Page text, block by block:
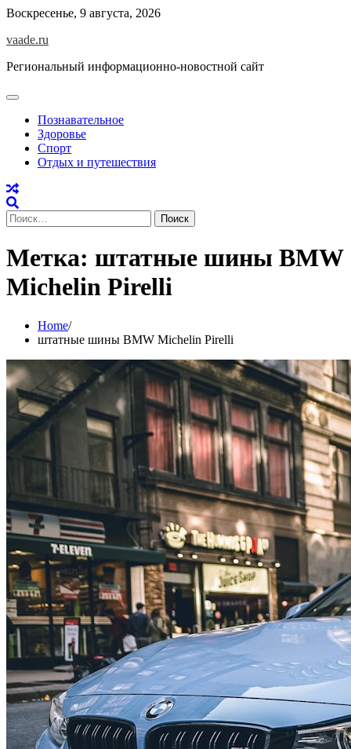
Skip
content
Воскресенье, 9 августа, 2026
vaade.ru
Региональный информационно-новостной сайт
Познавательное
Здоровье
Спорт
Отдых и путешествия
Найти:
Метка: штатные шины BMW
Michelin Pirelli
Home
штатные шины BMW Michelin Pirelli